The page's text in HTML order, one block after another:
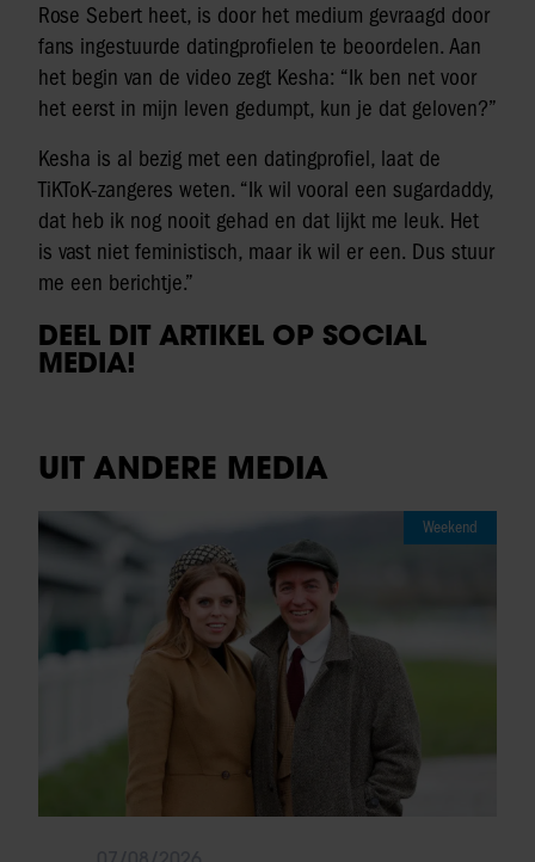
Rose Sebert heet, is door het medium gevraagd door
fans ingestuurde datingprofielen te beoordelen. Aan
het begin van de video zegt Kesha: “Ik ben net voor
het eerst in mijn leven gedumpt, kun je dat geloven?”
Kesha is al bezig met een datingprofiel, laat de
TiKToK-zangeres weten. “Ik wil vooral een sugardaddy,
dat heb ik nog nooit gehad en dat lijkt me leuk. Het
is vast niet feministisch, maar ik wil er een. Dus stuur
me een berichtje.”
DEEL DIT ARTIKEL OP SOCIAL
MEDIA!
UIT ANDERE MEDIA
Weekend